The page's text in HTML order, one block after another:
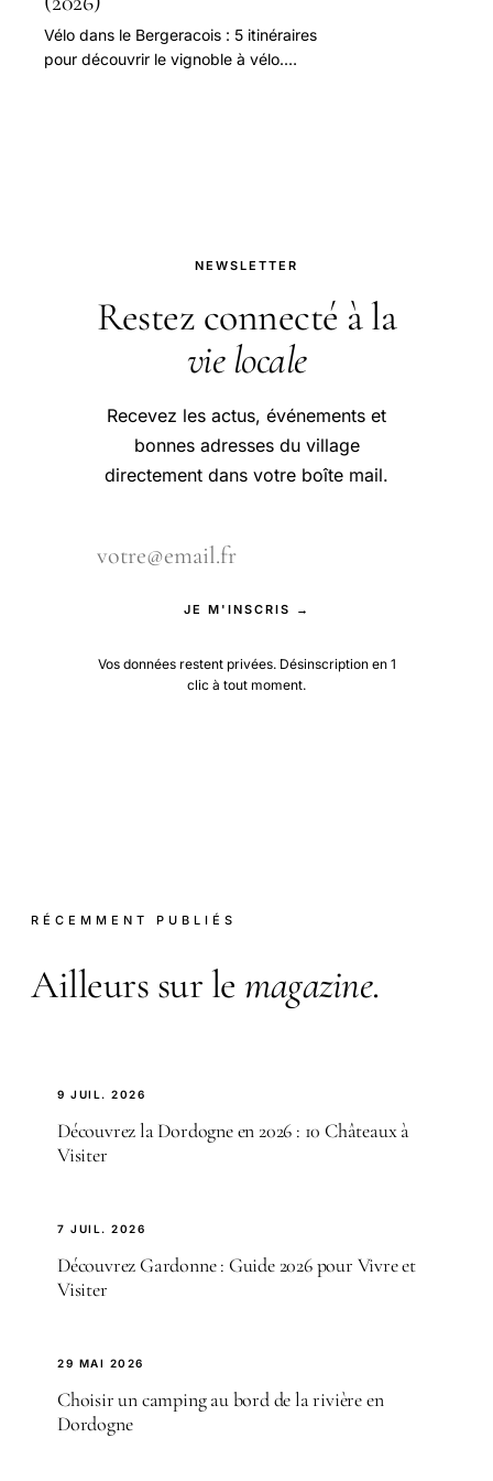
Vélo dans le Bergeracois : 5 itinéraires
pour découvrir le vignoble à vélo.
NEWSLETTER
Restez connecté à la
vie locale
Recevez les actus, événements et
bonnes adresses du village
directement dans votre boîte mail.
JE M'INSCRIS →
Vos données restent privées. Désinscription en 1
clic à tout moment.
RÉCEMMENT PUBLIÉS
Ailleurs sur le magazine.
9 JUIL. 2026
Découvrez la Dordogne en 2026 : 10 Châteaux à
Visiter
7 JUIL. 2026
Découvrez Gardonne : Guide 2026 pour Vivre et
Visiter
29 MAI 2026
Choisir un camping au bord de la rivière en
Dordogne